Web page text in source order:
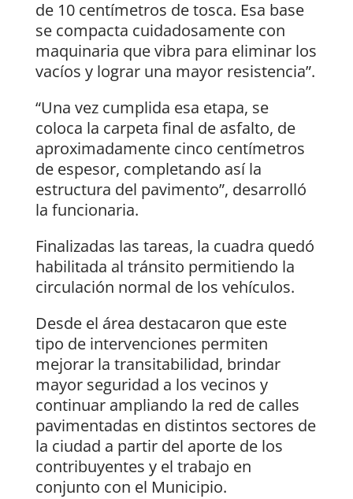
de 10 centímetros de tosca. Esa base
se compacta cuidadosamente con
maquinaria que vibra para eliminar los
vacíos y lograr una mayor resistencia”.
“Una vez cumplida esa etapa, se
coloca la carpeta final de asfalto, de
aproximadamente cinco centímetros
de espesor, completando así la
estructura del pavimento”, desarrolló
la funcionaria.
Finalizadas las tareas, la cuadra quedó
habilitada al tránsito permitiendo la
circulación normal de los vehículos.
Desde el área destacaron que este
tipo de intervenciones permiten
mejorar la transitabilidad, brindar
mayor seguridad a los vecinos y
continuar ampliando la red de calles
pavimentadas en distintos sectores de
la ciudad a partir del aporte de los
contribuyentes y el trabajo en
conjunto con el Municipio.